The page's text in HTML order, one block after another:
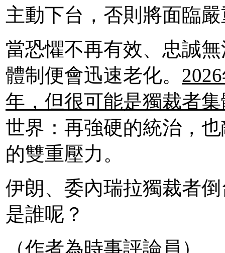
主動下台，否則將面臨
當恐懼不再有效、忠誠
體制便會迅速老化。
年，但很可能是獨裁者
世界：再強硬的統治，
的雙重壓力。
伊朗、委內瑞拉獨裁者
是誰呢？
（作者為時事評論員）